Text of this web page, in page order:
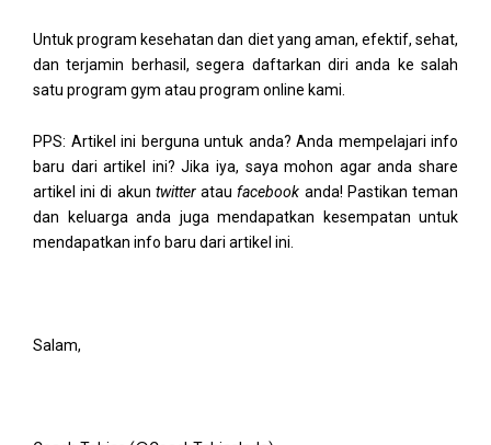
Untuk program kesehatan dan diet yang aman, efektif, sehat,
dan terjamin berhasil, segera daftarkan diri anda ke salah
satu program gym atau program online kami.
PPS: Artikel ini berguna untuk anda? Anda mempelajari info
baru dari artikel ini? Jika iya, saya mohon agar anda share
artikel ini di akun twitterataufacebook anda! Pastikan teman
dan keluarga anda juga mendapatkan kesempatan untuk
mendapatkan info baru dari artikel ini.
Salam,